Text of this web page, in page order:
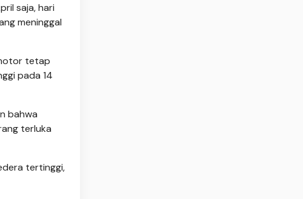
saja, hari
meninggal
tetap
pada 14
bahwa
terluka
tertinggi,